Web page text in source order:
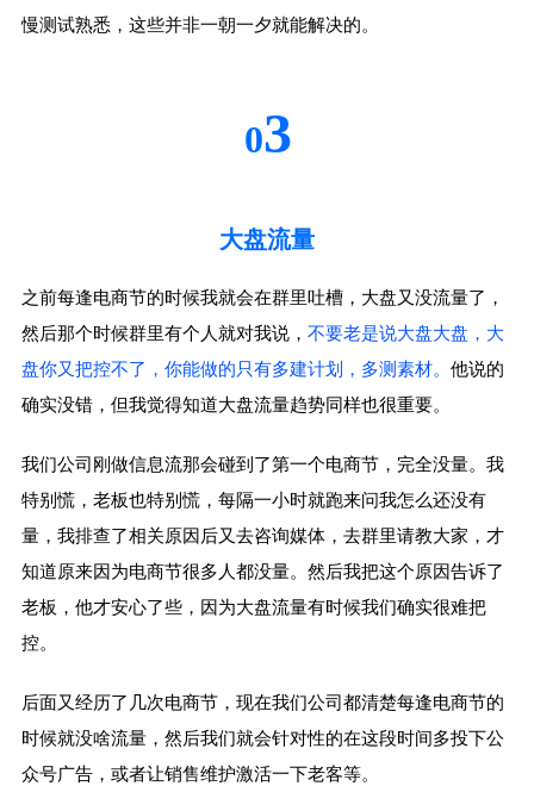
慢测试熟悉，这些并非一朝一夕就能解决的。
03
大盘流量
之前每逢电商节的时候我就会在群里吐槽，大盘又没流量了，
然后那个时候群里有个人就对我说， 不要老是说大盘大盘，大
盘你又把控不了，你能做的只有多建计划，多测素材。 他说的
确实没错，但我觉得知道大盘流量趋势同样也很重要。
我们公司刚做信息流那会碰到了第一个电商节，完全没量。我
特别慌，老板也特别慌，每隔一小时就跑来问我怎么还没有
量，我排查了相关原因后又去咨询媒体，去群里请教大家，才
知道原来因为电商节很多人都没量。然后我把这个原因告诉了
老板，他才安心了些，因为大盘流量有时候我们确实很难把
控。
后面又经历了几次电商节，现在我们公司都清楚每逢电商节的
时候就没啥流量，然后我们就会针对性的在这段时间多投下公
众号广告，或者让销售维护激活一下老客等。